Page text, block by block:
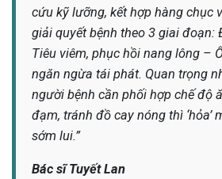
cứu kỹ lưỡng, kết hợp hàng chục
giải quyết bệnh theo 3 giai đoạn:
Tiêu viêm, phục hồi nang lông –
ngăn ngừa tái phát. Quan trọng
người bệnh cần phối hợp chế độ
đạm, tránh đồ cay nóng thì ‘hỏa’
sớm lui.”
Bác sĩ Tuyết Lan